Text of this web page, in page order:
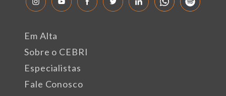
Em Alta
Sobre o CEBRI
Especialistas
Fale Conosco